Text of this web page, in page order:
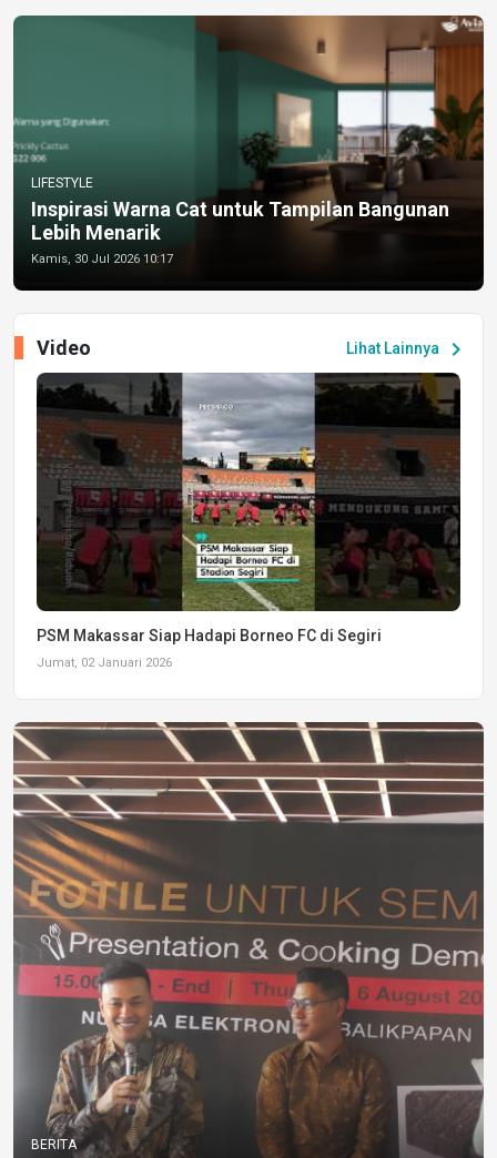
LIFESTYLE
Inspirasi Warna Cat untuk Tampilan Bangunan
Lebih Menarik
Kamis, 30 Jul 2026 10:17
Lihat Lainnya chevron_right
Video
PSM Makassar Siap Hadapi Borneo FC di Segiri
Jumat, 02 Januari 2026
BERITA